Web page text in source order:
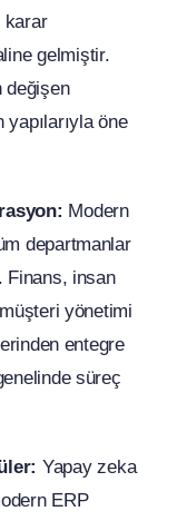
karar
gelmiştir.
değişen
yapılarıyla öne
Modern
departmanlar
Finans, insan
yönetimi
entegre
süreç
Yapay zeka
ERP